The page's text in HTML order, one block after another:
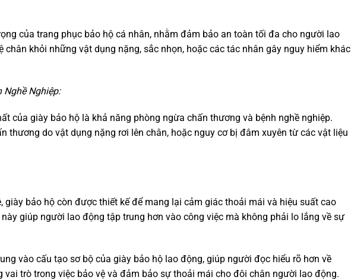
của trang phục bảo hộ cá nhân, nhằm đảm bảo an toàn tối đa cho người lao
chân khỏi những vật dụng nặng, sắc nhọn, hoặc các tác nhân gây nguy hiểm khác
Nghề Nghiệp:
của giày bảo hộ là khả năng phòng ngừa chấn thương và bệnh nghề nghiệp.
thương do vật dụng nặng rơi lên chân, hoặc nguy cơ bị đâm xuyên từ các vật liệu
giày bảo hộ còn được thiết kế để mang lại cảm giác thoải mái và hiệu suất cao
giúp người lao động tập trung hơn vào công việc mà không phải lo lắng về sự
vào cấu tạo sơ bộ của giày bảo hộ lao động, giúp người đọc hiểu rõ hơn về
trò trong việc bảo vệ và đảm bảo sự thoải mái cho đôi chân người lao động.